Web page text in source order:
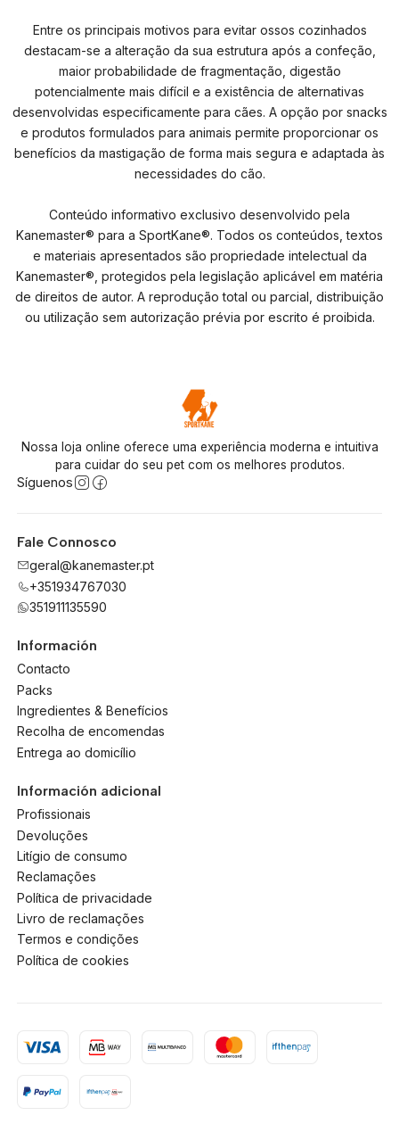
Entre os principais motivos para evitar ossos cozinhados
destacam-se a alteração da sua estrutura após a confeção,
maior probabilidade de fragmentação, digestão
potencialmente mais difícil e a existência de alternativas
desenvolvidas especificamente para cães. A opção por snacks
e produtos formulados para animais permite proporcionar os
benefícios da mastigação de forma mais segura e adaptada às
necessidades do cão.
Conteúdo informativo exclusivo desenvolvido pela
Kanemaster® para a SportKane®. Todos os conteúdos, textos
e materiais apresentados são propriedade intelectual da
Kanemaster®, protegidos pela legislação aplicável em matéria
de direitos de autor. A reprodução total ou parcial, distribuição
ou utilização sem autorização prévia por escrito é proibida.
Nossa loja online oferece uma experiência moderna e intuitiva
para cuidar do seu pet com os melhores produtos.
Síguenos
Fale Connosco
geral@kanemaster.pt
+351934767030
351911135590
Información
Contacto
Packs
Ingredientes & Benefícios
Recolha de encomendas
Entrega ao domicílio
Información adicional
Profissionais
Devoluções
Litígio de consumo
Reclamações
Política de privacidade
Livro de reclamações
Termos e condições
Política de cookies